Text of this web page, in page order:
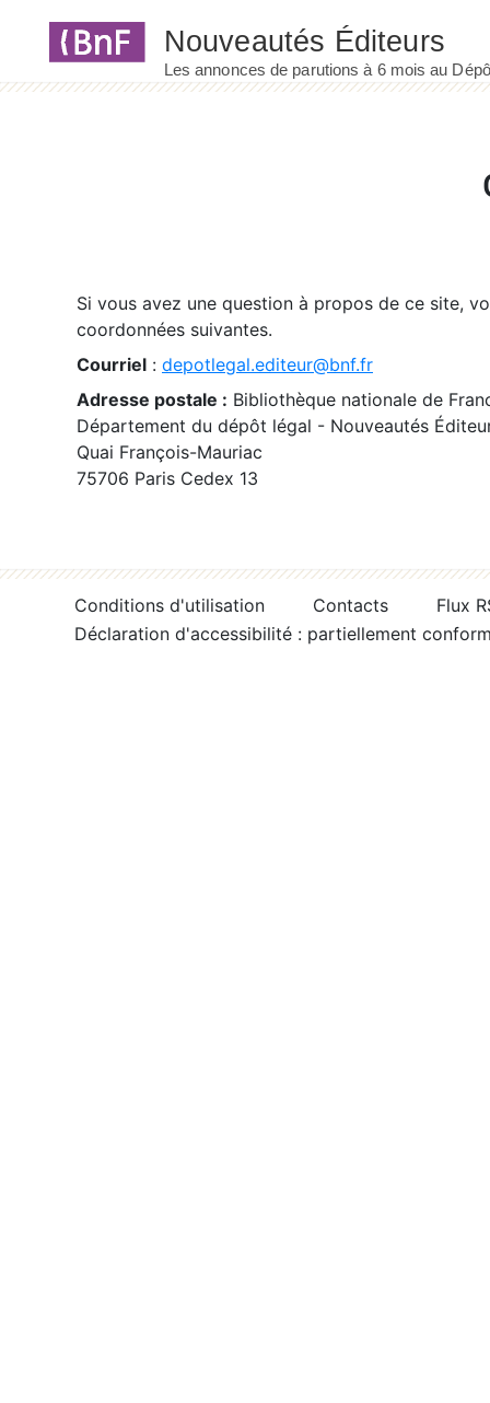
Si vous avez une question à propos de ce site,
coordonnées suivantes.
Courriel : depotlegal.editeur@bnf.fr
Adresse postale : Bibliothèque nationale de
Département du dépôt légal - Nouveautés
Quai François-Mauriac
75706 Paris Cedex 13
Conditions d'utilisation Contacts
Flux
Déclaration d'accessibilité : partiellement